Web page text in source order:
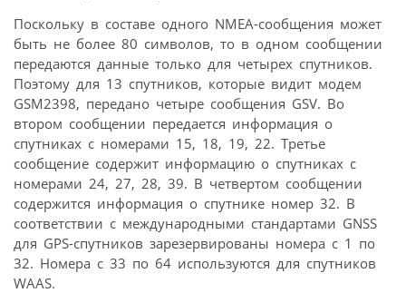
Поскольку в составе одного NMEA-сообщения может
быть не более 80 символов, то в одном сообщении
передаются данные только для четырех спутников.
Поэтому для 13 спутников, которые видит модем
GSM2398, передано четыре сообщения GSV. Во
втором сообщении передается информация о
спутниках с номерами 15, 18, 19, 22. Третье
сообщение содержит информацию о спутниках с
номерами 24, 27, 28, 39. В четвертом сообщении
содержится информация о спутнике номер 32. В
соответствии с международными стандартами GNSS
для GPS-спутников зарезервированы номера с 1 по
32. Номера c 33 по 64 используются для спутников
WAAS.